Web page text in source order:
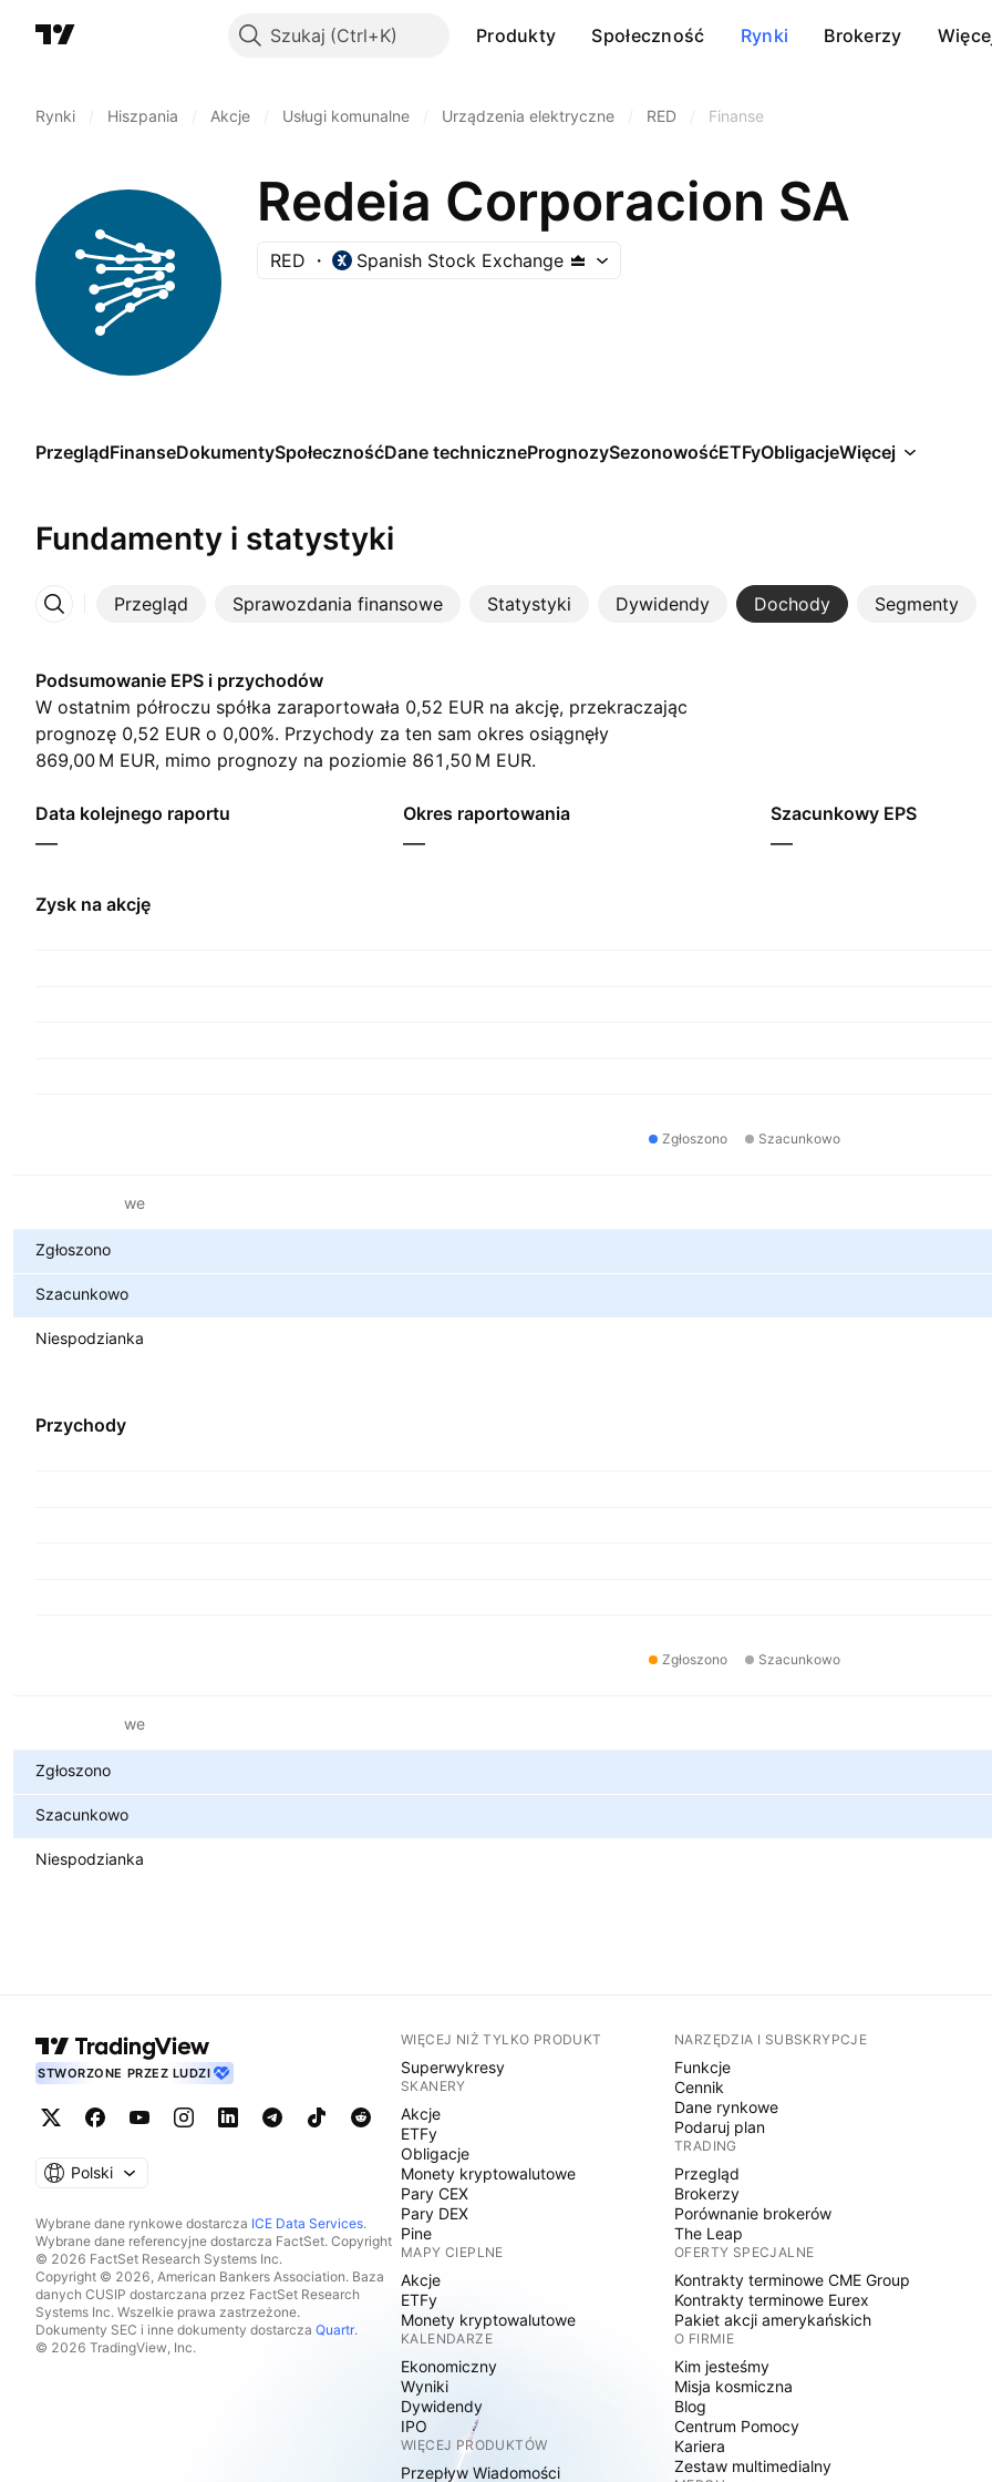
Szukaj Produkty Społeczność Rynki Brokerzy
Rynki Hiszpania Akcje Usługi komunalne Urządzenia elektryczne RED Finanse
Redeia Corporacion SA
RED Spanish Stock Exchange
PrzeglądFinanseDokumentySpołecznośćDane technicznePrognozySezonowośćETFyObligacjeWięcej
Fundamenty i statystyki
Przegląd Sprawozdania finansowe Statystyki Dywidendy Dochody Segmenty
Więcej
Podsumowanie EPS i przychodów
W ostatnim półroczu spółka zaraportowała 0,52 EUR na akcję, przekraczając
prognozę 0,52 EUR o 0,00%. Przychody za ten sam okres osiągnęły
‪869,00 M‬ EUR, mimo prognozy na poziomie ‪861,50 M‬ EUR.
Data kolejnego raportu
—
Okres raportowania
—
Szacunkowy EPS
—
Zysk na akcję
Zgłoszono Szacunkowo
Metryki finansowe
Zgłoszono
Szacunkowo
Niespodzianka
Przychody
Zgłoszono Szacunkowo
Metryki finansowe
Zgłoszono
Szacunkowo
Niespodzianka
STWORZONE PRZEZ LUDZI
Polski
Wybrane dane rynkowe dostarcza ICE Data Services.
Wybrane dane referencyjne dostarcza FactSet. Copyright
© 2026 FactSet Research Systems Inc.
Copyright © 2026, American Bankers Association. Baza
danych CUSIP dostarczana przez FactSet Research
Systems Inc. Wszelkie prawa zastrzeżone.
Dokumenty SEC i inne dokumenty dostarcza Quartr.
© 2026 TradingView, Inc.
WIĘCEJ NIŻ TYLKO PRODUKT
Superwykresy
SKANERY
Akcje
ETFy
Obligacje
Monety kryptowalutowe
Pary CEX
Pary DEX
Pine
MAPY CIEPLNE
Akcje
ETFy
Monety kryptowalutowe
KALENDARZE
Ekonomiczny
Wyniki
Dywidendy
IPO
WIĘCEJ PRODUKTÓW
Przepływ Wiadomości
NARZĘDZIA I SUBSKRYPCJE
Funkcje
Cennik
Dane rynkowe
Podaruj plan
TRADING
Przegląd
Brokerzy
Porównanie brokerów
The Leap
OFERTY SPECJALNE
Kontrakty terminowe CME Group
Kontrakty terminowe Eurex
Pakiet akcji amerykańskich
O FIRMIE
Kim jesteśmy
Misja kosmiczna
Blog
Centrum Pomocy
Kariera
Zestaw multimedialny